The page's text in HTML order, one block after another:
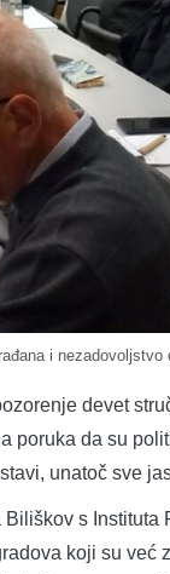
i nezadovoljstvo
devet
poruka da su
unatoč sve
s
koji su već